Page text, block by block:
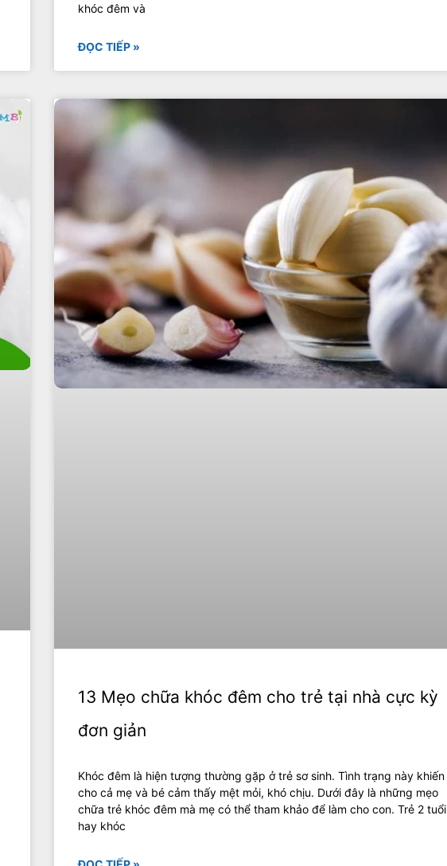
khóc đêm và
ĐỌC TIẾP »
13 Mẹo chữa khóc đêm cho trẻ tại nhà cực kỳ
đơn giản
Khóc đêm là hiện tượng thường gặp ở trẻ sơ sinh. Tình trạng này khiến
cho cả mẹ và bé cảm thấy mệt mỏi, khó chịu. Dưới đây là những mẹo
chữa trẻ khóc đêm mà mẹ có thể tham khảo để làm cho con. Trẻ 2 tuổi
hay khóc